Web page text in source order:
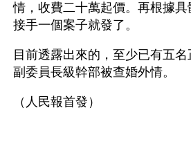
情，收費二十萬起價。再根據具
接手一個案子就發了。
目前透露出來的，至少已有五
副委員長級幹部被查婚外情。